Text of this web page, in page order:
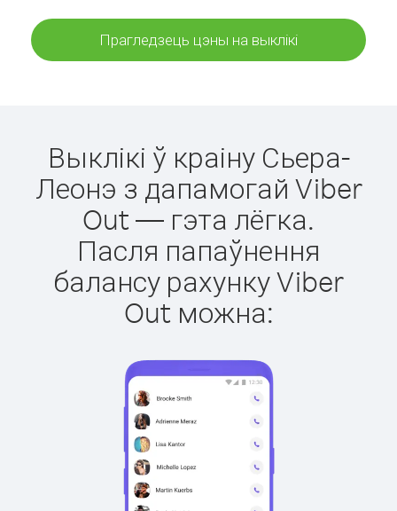
Прагледзець цэны на выклікі
Выклікі ў краіну Сьера-
Леонэ з дапамогай Viber
Out — гэта лёгка.
Пасля папаўнення
балансу рахунку Viber
Out можна: